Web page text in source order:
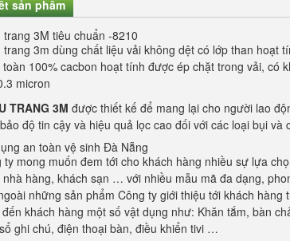
sản phẩm
trang 3M tiêu chuẩn -8210
trang 3m dùng chất liệu vải không dệt có lớp than hoạt
toàn 100% cacbon hoạt tính được ép chặt trong vải, có
micron
TRANG 3M được thiết kế để mang lại cho người lao
độ tin cậy và hiệu quả lọc cao đối với các loại bụi
an toàn vệ sinh Đà Nẵng
ty mong muốn đem tới cho khách hàng nhiều sự lựa
nhà hàng, khách sạn … với nhiều mẫu mã đa dạng,
những sản phẩm Công ty giới thiệu tới khách
khách hàng một số vật dụng như: Khăn tắm, bàn
ghi chú, điện thoại bàn, điều khiển tivi …